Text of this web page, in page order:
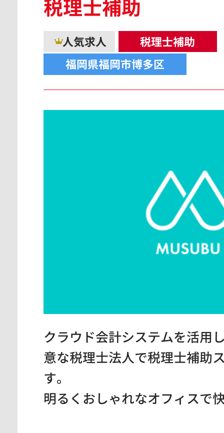
島根県
香川県
税理士補助
人気求人
税理士補助
福岡県福岡市博多区
クラウド会計システムを活用
意な税理士法人で税理士補助
す。
明るくおしゃれなオフィスで